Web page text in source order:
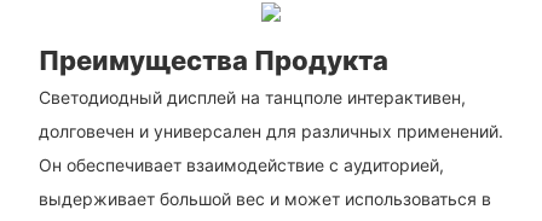
Преимущества Продукта
Светодиодный дисплей на танцполе интерактивен,
долговечен и универсален для различных применений.
Он обеспечивает взаимодействие с аудиторией,
выдерживает большой вес и может использоваться в